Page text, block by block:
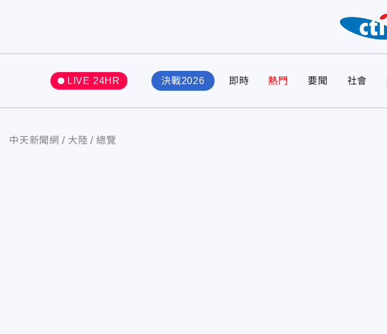
LIVE 24HR 決戰2026 即時 熱門 要聞 社會
中天新聞網 大陸 總覽